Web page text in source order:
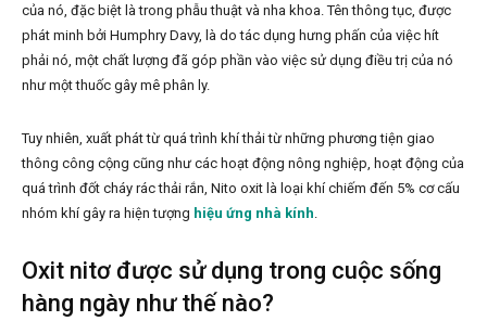
của nó, đặc biệt là trong phẫu thuật và nha khoa. Tên thông tục, được
phát minh bởi Humphry Davy, là do tác dụng hưng phấn của việc hít
phải nó, một chất lượng đã góp phần vào việc sử dụng điều trị của nó
như một thuốc gây mê phân ly.
Tuy nhiên, xuất phát từ quá trình khí thải từ những phương tiện giao
thông công cộng cũng như các hoạt động nông nghiệp, hoạt động của
quá trình đốt cháy rác thải rắn, Nito oxit là loại khí chiếm đến 5% cơ cấu
nhóm khí gây ra hiện tượng hiệu ứng nhà kính
Oxit nitơ được sử dụng trong cuộc sống
hàng ngày như thế nào?